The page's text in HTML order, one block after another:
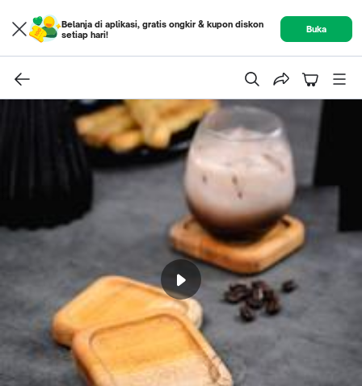
Belanja di aplikasi, gratis ongkir & kupon diskon
setiap hari!
Buka